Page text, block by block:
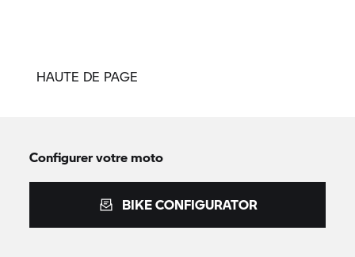
HAUTE DE PAGE
Configurer votre moto
BIKE CONFIGURATOR